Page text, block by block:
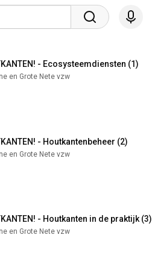
- Ecosysteemdiensten (1)
en Grote Nete vzw
- Houtkantenbeheer (2)
en Grote Nete vzw
- Houtkanten in de praktijk (3)
en Grote Nete vzw